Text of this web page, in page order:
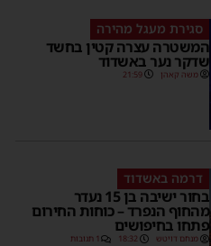
סגירת מעגל מהירה
המשטרה עצרה קטין בחשד
שדקר נער באשדוד
משה קאהן 21:59
דרמה באשדוד
בחור ישיבה בן 15 נעדר
מהחוף הנפרד – כוחות החירום
פתחו בחיפושים
מנחם דויטש 18:32 1 תגובות